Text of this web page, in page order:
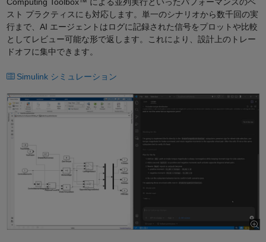
スト プラクティスにも対応します。単一のシナリオから数千回の実
行まで、AI エージェントはログに記録された信号をプロットや比較
としてレビュー可能な形で返します。これにより、設計上のトレー
ドオフに集中できます。
Simulink シミュレーション